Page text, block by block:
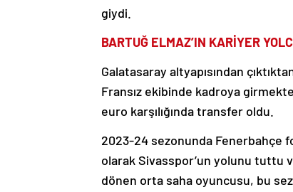
giydi.
BARTUĞ ELMAZ’IN KARİYER
Galatasaray altyapısından
Fransız ekibinde kadroya
euro karşılığında transfer oldu.
2023-24 sezonunda Fenerbahçe
olarak Sivasspor’un yolunu tuttu
dönen orta saha oyuncusu, bu